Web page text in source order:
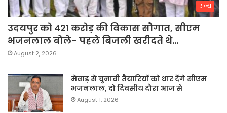
राज्य
उदयपुर को 421 करोड़ की विकास सौगात, सीएम
भजनलाल बोले- पहले बिजली खरीदते थे…
August 2, 2026
मेवाड़ से चुनावी तैयारियों को धार देंगे सीएम
भजनलाल, दो दिवसीय दौरा आज से
August 1, 2026